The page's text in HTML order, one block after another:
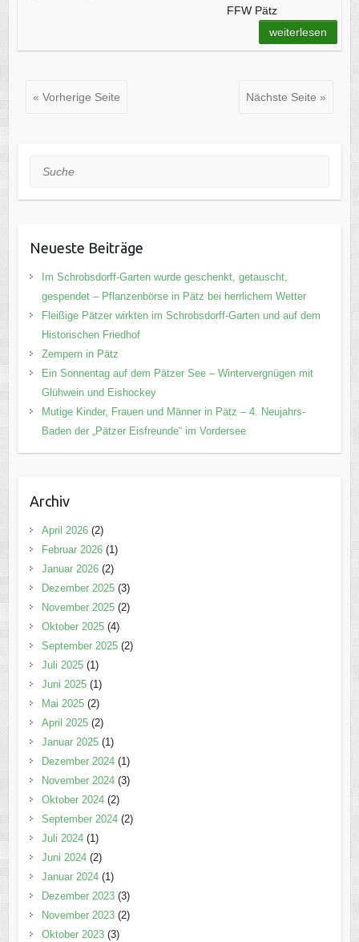
FFW Pätz
weiterlesen
« Vorherige Seite Nächste Seite »
Suche
Neueste Beiträge
Im Schrobsdorff-Garten wurde geschenkt, getauscht,
gespendet – Pflanzenbörse in Pätz bei herrlichem Wetter
Fleißige Pätzer wirkten im Schrobsdorff-Garten und auf dem
Historischen Friedhof
Zempern in Pätz
Ein Sonnentag auf dem Pätzer See – Wintervergnügen mit
Glühwein und Eishockey
Mutige Kinder, Frauen und Männer in Pätz – 4. Neujahrs-
Baden der „Pätzer Eisfreunde“ im Vordersee
Archiv
April 2026(2)
Februar 2026(1)
Januar 2026(2)
Dezember 2025(3)
November 2025(2)
Oktober 2025(4)
September 2025(2)
Juli 2025(1)
Juni 2025(1)
Mai 2025(2)
April 2025(2)
Januar 2025(1)
Dezember 2024(1)
November 2024(3)
Oktober 2024(2)
September 2024(2)
Juli 2024(1)
Juni 2024(2)
Januar 2024(1)
Dezember 2023(3)
November 2023(2)
Oktober 2023(3)